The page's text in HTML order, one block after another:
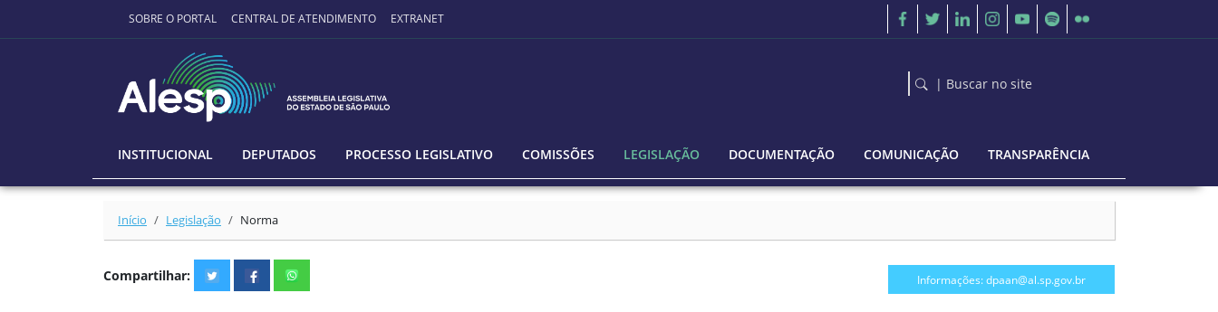
Ir para o conteúdo principal
SOBRE O PORTAL CENTRAL DE ATENDIMENTO EXTRANET
| Buscar no site
INSTITUCIONAL DEPUTADOS PROCESSO LEGISLATIVO COMISSÕES LEGISLAÇÃO DOCUMENTAÇÃO COMUNICAÇÃO TRANSPARÊNCIA
Início Legislação Norma
Compartilhar: Informações: dpaan@al.sp.gov.br